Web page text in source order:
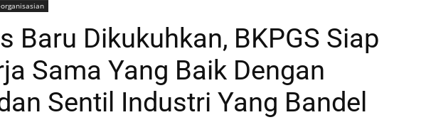
Baru Dikukuhkan, BKPGS Siap
Sama Yang Baik Dengan
Sentil Industri Yang Bandel